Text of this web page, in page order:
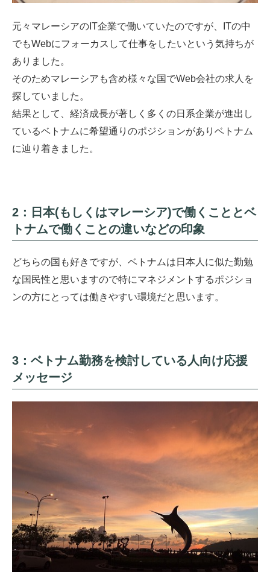
元々マレーシアのIT企業で働いていたのですが、ITの中
でもWebにフォーカスして仕事をしたいという気持ちが
ありました。
そのためマレーシアも含め様々な国でWeb会社の求人を
探していました。
結果として、経済成長が著しく多くの日系企業が進出し
ているベトナムに希望通りのポジションがありベトナム
に辿り着きました。
2：日本(もしくはマレーシア)で働くこととベ
トナムで働くことの違いなどの印象
どちらの国も好きですが、ベトナムは日本人に似た勤勉
な国民性と思いますので特にマネジメントするポジショ
ンの方にとっては働きやすい環境だと思います。
3：ベトナム勤務を検討している人向け応援
メッセージ